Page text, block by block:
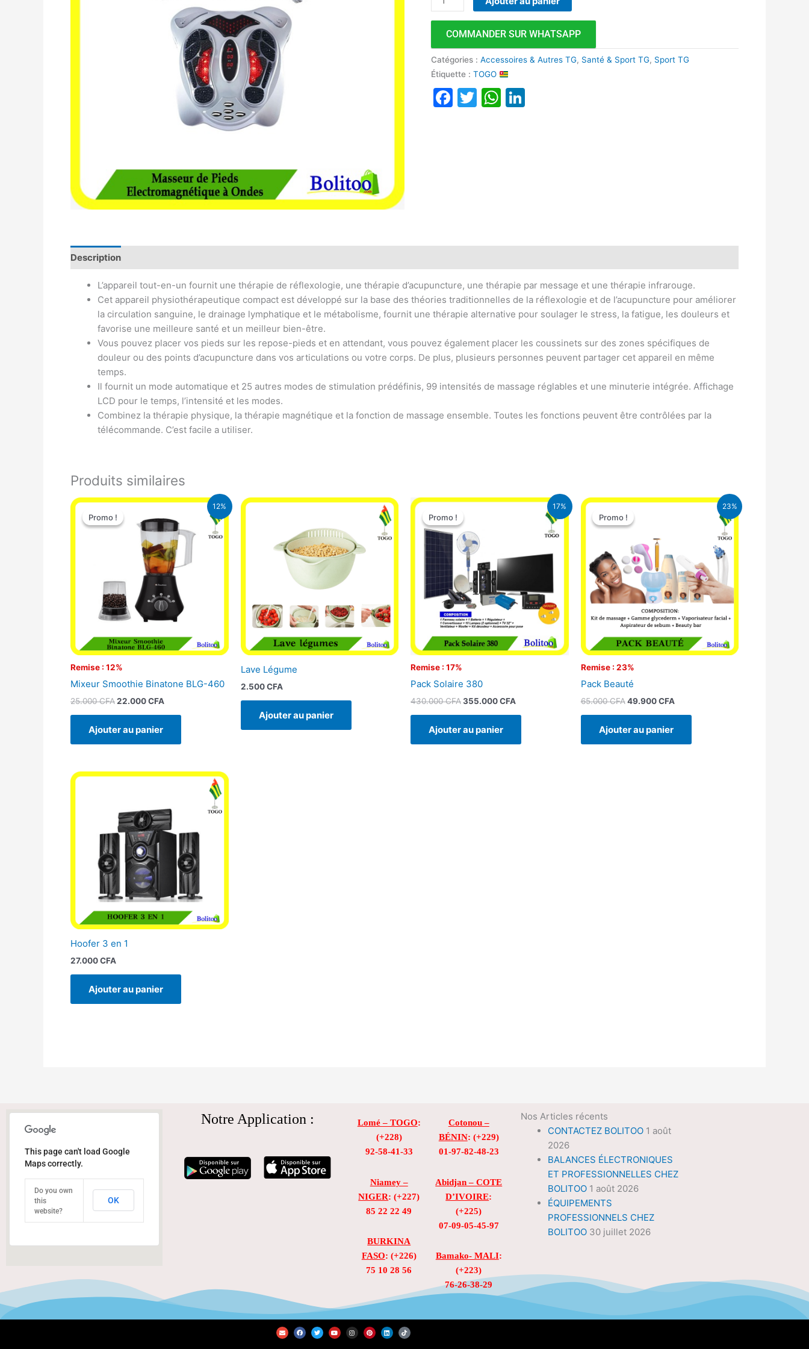
COMMANDER SUR WHATSAPP
Catégories :Accessoires & Autres TG, Santé & Sport TG, Sport TG
Étiquette :TOGO
Facebook
TwitterWhatsApp
Description
L’appareil tout-en-un fournit une thérapie de réflexologie, une thérapie d’acupuncture, une thérapie par message et une thérapie infrarouge.
Cet appareil physiothérapeutique compact est développé sur la base des théories traditionnelles de la réflexologie et de l’acupuncture pour améliorer
la circulation sanguine, le drainage lymphatique et le métabolisme, fournit une thérapie alternative pour soulager le stress, la fatigue, les douleurs et
favorise une meilleure santé et un meilleur bien-être.
Vous pouvez placer vos pieds sur les repose-pieds et en attendant, vous pouvez également placer les coussinets sur des zones spécifiques de
douleur ou des points d’acupuncture dans vos articulations ou votre corps. De plus, plusieurs personnes peuvent partager cet appareil en même
temps.
Il fournit un mode automatique et 25 autres modes de stimulation prédéfinis, 99 intensités de massage réglables et une minuterie intégrée. Affichage
LCD pour le temps, l’intensité et les modes.
Combinez la thérapie physique, la thérapie magnétique et la fonction de massage ensemble. Toutes les fonctions peuvent être contrôlées par la
télécommande. C’est facile a utiliser.
Produits similaires
12%
Promo !
Remise : 12%
Promo !
Mixeur Smoothie Binatone BLG-460
25.000CFA
Le
initial
25.000 CFA.
22.000CFA
Le
actuel
est :
22.000 CFA.
Ajouter au panier
Lave Légume
2.500CFA
Ajouter au panier
17%
Promo !
Remise : 17%
Promo !
Pack Solaire 380
430.000CFA
Le
initial
était :
430.000 CFA.
355.000CFA
Le
Ajouter au panier
23%
Promo !
Remise : 23%
Promo !
Pack Beauté
65.000CFA
Le
initial
65.000 CFA.
49.900CFA
Le
49.900 CFA.
Ajouter au panier
Hoofer 3 en 1
27.000CFA
Ajouter au panier
This page can't load Google
Maps correctly.
Do you own
this
website?
OK
Notre Application : Lomé – TOGO:
(+228)
92-58-41-33
Niamey –
NIGER: (+227)
85 22 22 49
BURKINA
FASO: (+226)
75 10 28 56
Cotonou –
BÉNIN: (+229)
01-97-82-48-23
Abidjan – COTE
D’IVOIRE:
(+225)
07-09-05-45-97
Bamako- MALI:
(+223)
76-26-38-29
Nos Articles récents
CONTACTEZ BOLITOO 1 août
2026
BALANCES ÉLECTRONIQUES
ET PROFESSIONNELLES CHEZ
BOLITOO 1 août 2026
ÉQUIPEMENTS
PROFESSIONNELS CHEZ
BOLITOO 30 juillet 2026
E
n
v
F
a
c
T
w
i
Y
o
u
I
n
s
P
i
n
L
i
n
T
i
k